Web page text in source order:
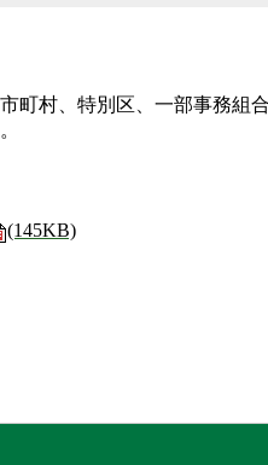
村、特別区、一部事務組
(145KB)